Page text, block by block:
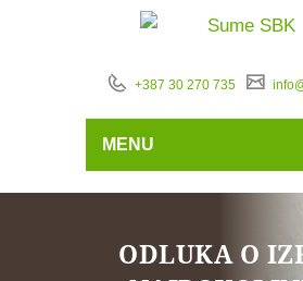
+387 30 270 735
MENU
ODLUKA O